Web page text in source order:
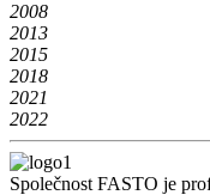
2008
2013
2015
2018
2021
2022
Společnost FASTO je